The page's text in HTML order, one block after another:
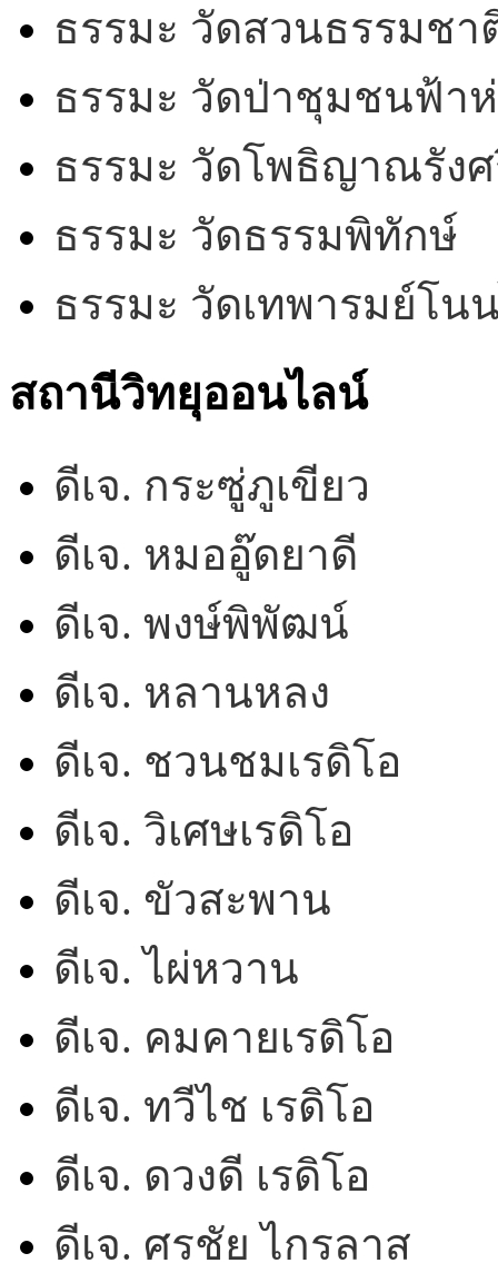
ธรรมะ วัดสวนธรรมช
ธรรมะ วัดป่าชุมชนฟ้า
ธรรมะ วัดโพธิญาณรัง
ธรรมะ วัดธรรมพิทักษ์
ธรรมะ วัดเทพารมย์โน
สถานีวิทยุออนไลน์
ดีเจ. กระซู่ภูเขียว
ดีเจ. หมออู๊ดยาดี
ดีเจ. พงษ์พิพัฒน์
ดีเจ. หลานหลง
ดีเจ. ชวนชมเรดิโอ
ดีเจ. วิเศษเรดิโอ
ดีเจ. ขัวสะพาน
ดีเจ. ไผ่หวาน
ดีเจ. คมคายเรดิโอ
ดีเจ. ทวีไช เรดิโอ
ดีเจ. ดวงดี เรดิโอ
ดีเจ. ศรชัย ไกรลาส